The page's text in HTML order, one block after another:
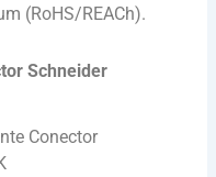
(RoHS/REACh).
Schneider
Conector